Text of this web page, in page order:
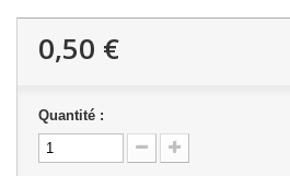
0,50 €
Quantité :